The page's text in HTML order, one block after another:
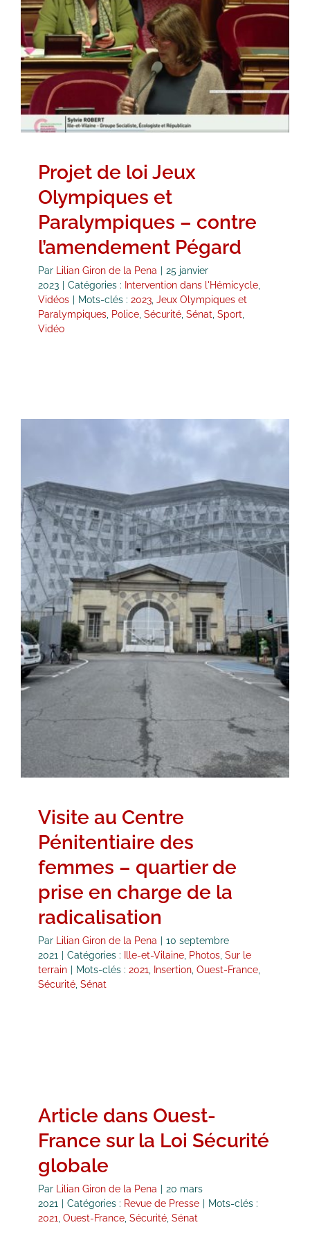
Projet de loi Jeux Olympiques et
Paralympiques – contre
l’amendement Pégard
Intervention dans l'Hémicycle Vidéos
Projet de loi Jeux
Olympiques et
Paralympiques – contre
l’amendement Pégard
Par Lilian Giron de la Pena
25 janvier
2023
Catégories : Intervention dans l'Hémicycle
Vidéos
Mots-clés : 2023 Jeux Olympiques et
Paralympiques Police Sécurité Sénat Sport
Vidéo
Visite au Centre Pénitentiaire des
femmes – quartier de prise en
charge de la radicalisation
Ille-et-Vilaine Photos Sur le terrain
Visite au Centre
Pénitentiaire des
femmes – quartier de
prise en charge de la
radicalisation
Par Lilian Giron de la Pena
10 septembre
2021
Catégories : Ille-et-Vilaine, Photos, Sur le
terrain
Mots-clés : 2021, Insertion, Ouest-France,
Sécurité, Sénat
Article dans Ouest-
France sur la Loi Sécurité
globale
Par Lilian Giron de la Pena
20 mars
2021
Catégories : Revue de Presse
Mots-clés :
2021 Ouest-France Sécurité Sénat